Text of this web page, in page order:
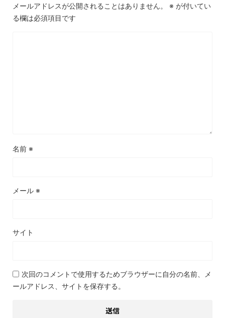
メールアドレスが公開されることはありません。 ※ が付いてい
る欄は必須項目です
名前 ※
メール ※
サイト
次回のコメントで使用するためブラウザーに自分の名前、メ
ールアドレス、サイトを保存する。